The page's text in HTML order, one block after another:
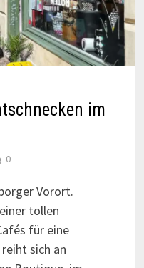
im
0
Vorort.
tollen
für eine
sich an